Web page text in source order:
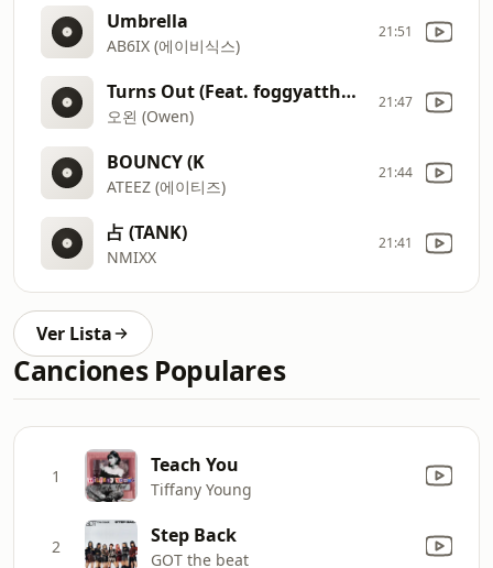
Umbrella
AB6IX (에이비식스)
21:51
Turns Out (Feat. foggyatthebottom)
오왼 (Owen)
21:47
BOUNCY (K
ATEEZ (에이티즈)
21:44
占 (TANK)
NMIXX
21:41
Ver Lista
Canciones Populares
1 Teach You
Tiffany Young
2 Step Back
GOT the beat